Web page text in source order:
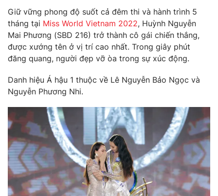
Nhân vật
Khán giả
Giải sao mai
Điện ảnh
Âm nhạc
Sao
Đời sống
Du lịch
Làm đẹp
Chất lượng cuộc sống
Giáo dục
Tuyển sinh
Học trực tuyến
Hitech Công nghệ tương lai
Sản phẩm
Thị trường
Tư vấn
Giao lưu trực tuyến
Lịch phát sóng
Chuyên mục khác
Emagazine Podcast
Giữ vững phong độ suốt cả đêm thi và hành trình 5
tháng tại Miss World Vietnam 2022, Huỳnh Nguyễn
Mai Phương (SBD 216) trở thành cô gái chiến thắng,
được xướng tên ở vị trí cao nhất. Trong giây phút
đăng quang, người đẹp vỡ òa trong sự xúc động.
Danh hiệu Á hậu 1 thuộc về Lê Nguyễn Bảo Ngọc và
Nguyễn Phương Nhi.